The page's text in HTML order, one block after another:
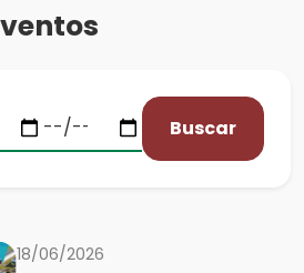
Buscar
18/06/2026